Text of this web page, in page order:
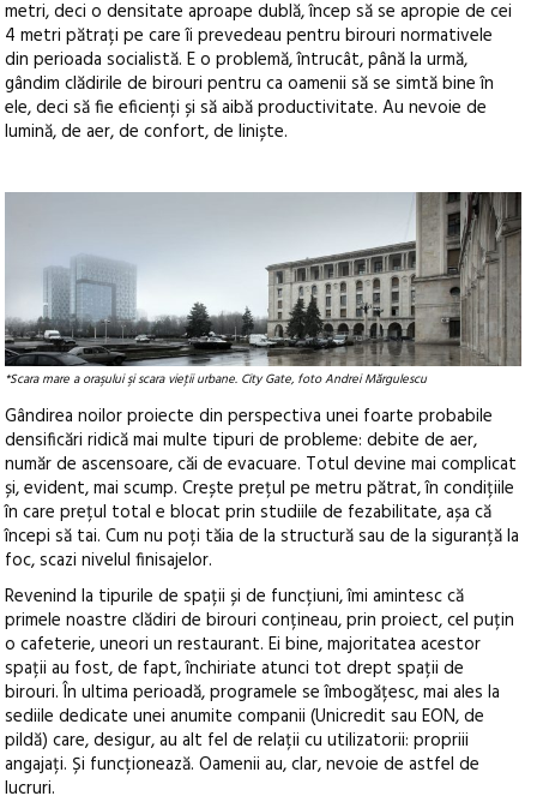
metri, deci o densitate aproape dublă, încep să se apropie de cei
4 metri pătrați pe care îi prevedeau pentru birouri normativele
din perioada socialistă. E o problemă, întrucât, până la urmă,
gândim clădirile de birouri pentru ca oamenii să se simtă bine în
ele, deci să fie eficienți și să aibă productivitate. Au nevoie de
lumină, de aer, de confort, de liniște.
*Scara mare a oraşului şi scara vieţii urbane. City Gate, foto Andrei Mărgulescu
Gândirea noilor proiecte din perspectiva unei foarte probabile
densificări ridică mai multe tipuri de probleme: debite de aer,
număr de ascensoare, căi de evacuare. Totul devine mai complicat
și, evident, mai scump. Crește prețul pe metru pătrat, în condițiile
în care prețul total e blocat prin studiile de fezabilitate, așa că
începi să tai. Cum nu poți tăia de la structură sau de la siguranță la
foc, scazi nivelul finisajelor.
Revenind la tipurile de spații și de funcțiuni, îmi amintesc că
primele noastre clădiri de birouri conțineau, prin proiect, cel puțin
o cafeterie, uneori un restaurant. Ei bine, majoritatea acestor
spații au fost, de fapt, închiriate atunci tot drept spații de
birouri. În ultima perioadă, programele se îmbogățesc, mai ales la
sediile dedicate unei anumite companii (Unicredit sau EON, de
pildă) care, desigur, au alt fel de relații cu utilizatorii: propriii
angajați. Și funcționează. Oamenii au, clar, nevoie de astfel de
lucruri.